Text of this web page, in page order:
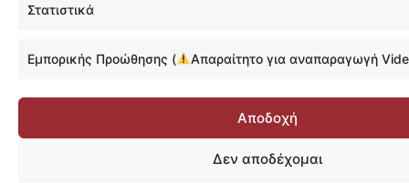
Στατιστικά
Εμπορικής Προώθησης ( Απαραίτητο για αναπαραγωγή
Αποδοχή
Δεν αποδέχομαι